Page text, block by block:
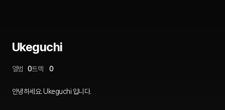
Ukeguchi
앨범 0트랙 0
안녕하세요. Ukeguchi 입니다.